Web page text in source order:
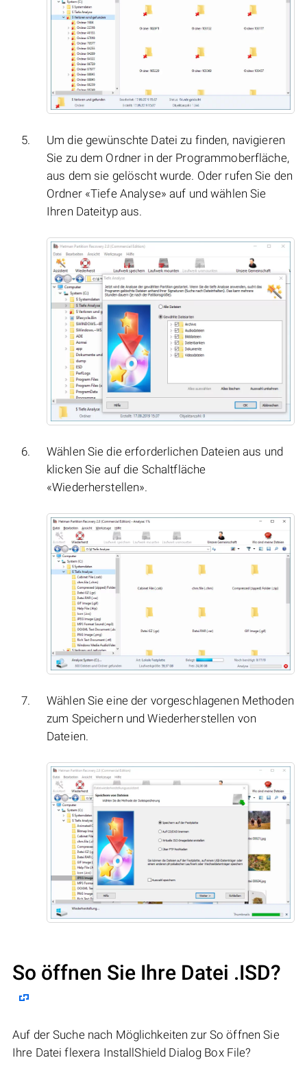
Um die gewünschte Datei zu finden, navigieren
Sie zu dem Ordner in der Programmoberfläche,
aus dem sie gelöscht wurde. Oder rufen Sie den
Ordner «Tiefe Analyse» auf und wählen Sie
Ihren Dateityp aus.
Wählen Sie die erforderlichen Dateien aus und
klicken Sie auf die Schaltfläche
«Wiederherstellen».
Wählen Sie eine der vorgeschlagenen Methoden
zum Speichern und Wiederherstellen von
Dateien.
So öffnen Sie Ihre Datei .ISD?
Auf der Suche nach Möglichkeiten zur So öffnen Sie
Ihre Datei flexera InstallShield Dialog Box File?